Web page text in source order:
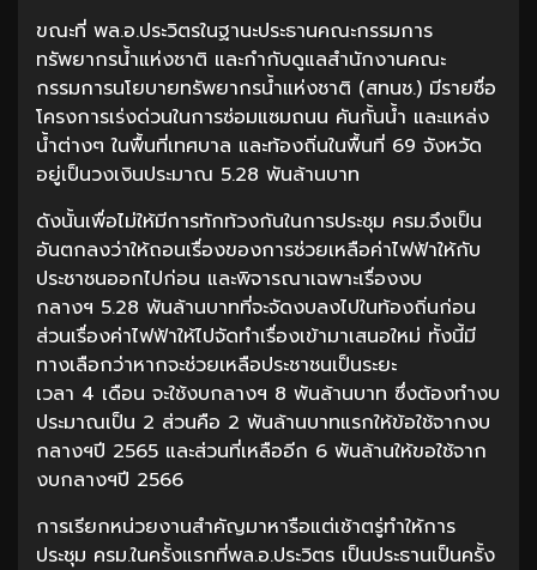
ขณะที่ พล.อ.ประวิตรในฐานะประธานคณะกรรมการ
ทรัพยากรน้ำแห่งชาติ และกำกับดูแลสำนักงานคณะ
กรรมการนโยบายทรัพยากรน้ำแห่งชาติ (สทนช.) มีรายชื่อ
โครงการเร่งด่วนในการซ่อมแซมถนน คันกั้นน้ำ และแหล่ง
น้ำต่างๆ ในพื้นที่เทศบาล และท้องถิ่นในพื้นที่ 69 จังหวัด
อยู่เป็นวงเงินประมาณ 5.28 พันล้านบาท
ดังนั้นเพื่อไม่ให้มีการทักท้วงกันในการประชุม ครม.จึงเป็น
อันตกลงว่าให้ถอนเรื่องของการช่วยเหลือค่าไฟฟ้าให้กับ
ประชาชนออกไปก่อน และพิจารณาเฉพาะเรื่องงบ
กลางฯ 5.28 พันล้านบาทที่จะจัดงบลงไปในท้องถิ่นก่อน
ส่วนเรื่องค่าไฟฟ้าให้ไปจัดทำเรื่องเข้ามาเสนอใหม่ ทั้งนี้มี
ทางเลือกว่าหากจะช่วยเหลือประชาชนเป็นระยะ
เวลา 4 เดือน จะใช้งบกลางฯ 8 พันล้านบาท ซึ่งต้องทำงบ
ประมาณเป็น 2 ส่วนคือ 2 พันล้านบาทแรกให้ข้อใช้จากงบ
กลางฯปี 2565 และส่วนที่เหลืออีก 6 พันล้านให้ขอใช้จาก
งบกลางฯปี 2566
การเรียกหน่วยงานสำคัญมาหารือแต่เช้าตรู่ทำให้การ
ประชุม ครม.ในครั้งแรกที่พล.อ.ประวิตร เป็นประธานเป็นครั้ง